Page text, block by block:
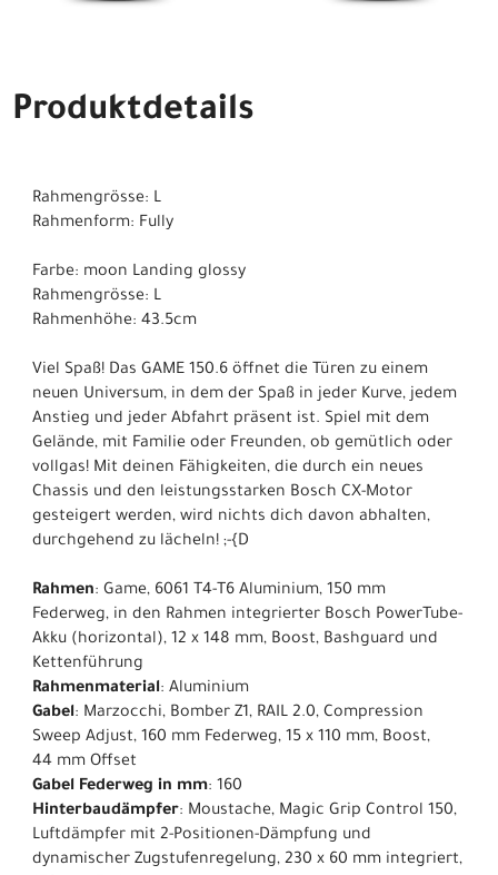
Produktdetails
Rahmengrösse: L
Rahmenform: Fully
Farbe: moon Landing glossy
Rahmengrösse: L
Rahmenhöhe: 43.5cm
Viel Spaß! Das GAME 150.6 öffnet die Türen zu einem
neuen Universum, in dem der Spaß in jeder Kurve, jedem
Anstieg und jeder Abfahrt präsent ist. Spiel mit dem
Gelände, mit Familie oder Freunden, ob gemütlich oder
vollgas! Mit deinen Fähigkeiten, die durch ein neues
Chassis und den leistungsstarken Bosch CX-Motor
gesteigert werden, wird nichts dich davon abhalten,
durchgehend zu lächeln! ;-{D
Rahmen: Game, 6061 T4-T6 Aluminium, 150 mm
Federweg, in den Rahmen integrierter Bosch PowerTube-
Akku (horizontal), 12 x 148 mm, Boost, Bashguard und
Kettenführung
Rahmenmaterial: Aluminium
Gabel: Marzocchi, Bomber Z1, RAIL 2.0, Compression
Sweep Adjust, 160 mm Federweg, 15 x 110 mm, Boost,
44 mm Offset
Gabel Federweg in mm: 160
Hinterbaudämpfer: Moustache, Magic Grip Control 150,
Luftdämpfer mit 2-Positionen-Dämpfung und
dynamischer Zugstufenregelung, 230 x 60 mm integriert,